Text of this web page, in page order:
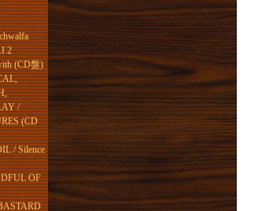
2
(CD盤)
/
(CD
/ Silence
OF